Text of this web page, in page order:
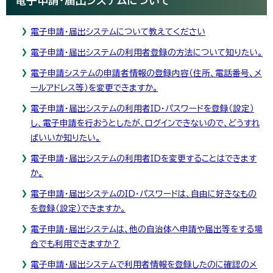
電子申請・届出システムについて教えてください
電子申請・届出システムの利用者登録の方法について知りたい。
電子申請システムの申請者情報の登録内容（住所、電話番号、メ
ールアドレス等）を変更できますか。
電子申請・届出システムの利用者ID・パスワードを登録（設定）
し、電子申請を行おうとしたが、ログインできないので、どうすれ
ばいいか知りたい。
電子申請・届出システムの利用者IDを変更することはできます
か。
電子申請・届出システムのID・パスワードは、自由に好きなもの
を登録（設定）できますか。
電子申請・届出システムは、他の自治体へ申請や届出等をする場
合でも利用できますか？
電子申請・届出システムで利用者情報を登録したのに確認のメ